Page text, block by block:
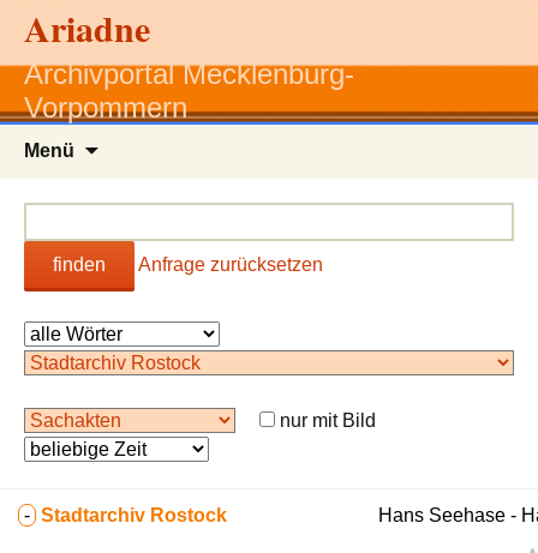
Ariadne
Archivportal Mecklenburg-
Vorpommern
Menü
finden Anfrage zurücksetzen
nur mit Bild
- Stadtarchiv Rostock Hans Seehase -